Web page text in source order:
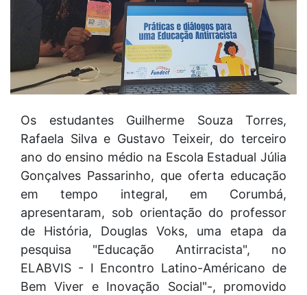
Os estudantes Guilherme Souza Torres,
Rafaela Silva e Gustavo Teixeir, do terceiro
ano do ensino médio na Escola Estadual Júlia
Gonçalves Passarinho, que oferta educação
em tempo integral, em Corumbá,
apresentaram, sob orientação do professor
de História, Douglas Voks, uma etapa da
pesquisa "Educação Antirracista", no
ELABVIS - I Encontro Latino-Américano de
Bem Viver e Inovação Social"-, promovido